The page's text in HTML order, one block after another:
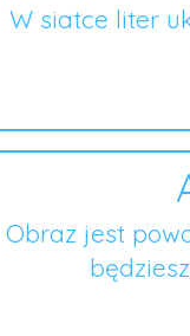
W siatce liter
Obraz jest